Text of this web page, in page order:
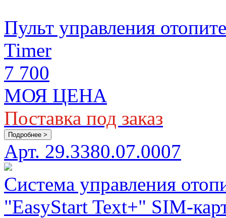
Пульт управления
Timer
7 700
МОЯ ЦЕНА
Поставка под заказ
Подробнее >
Арт. 29.3380.07.0007
Система управления
"EasyStart Text+" SIM-